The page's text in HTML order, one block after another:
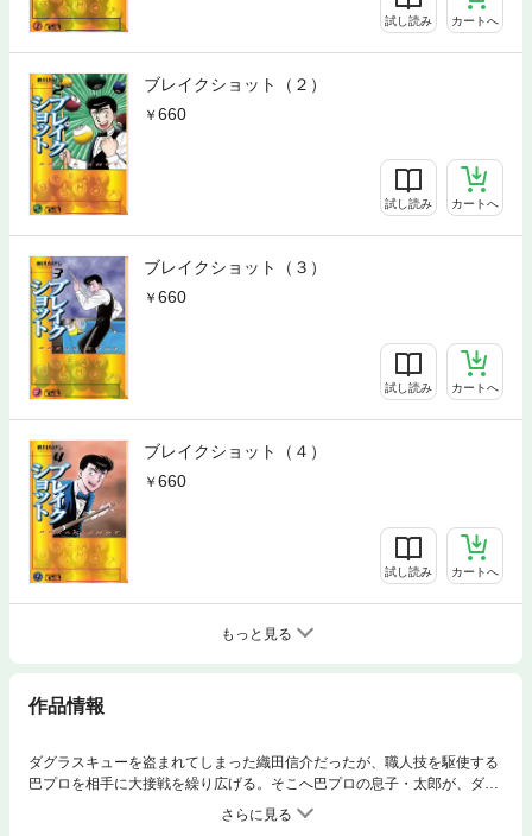
試し読み カートへ
ブレイクショット（２）
660
試し読み カートへ
ブレイクショット（３）
660
試し読み カートへ
ブレイクショット（４）
660
試し読み カートへ
もっと見る
作品情報
ダグラスキューを盗まれてしまった織田信介だったが、職人技を駆使する
巴プロを相手に大接戦を繰り広げる。そこへ巴プロの息子・太郎が、ダグ
ラスキューを取り戻して現れる。太郎に感謝しつつも、信介はD・H・S
(ダブル・ヘッデット・スネーク)で決着をつけた。次の対戦相手に決まっ